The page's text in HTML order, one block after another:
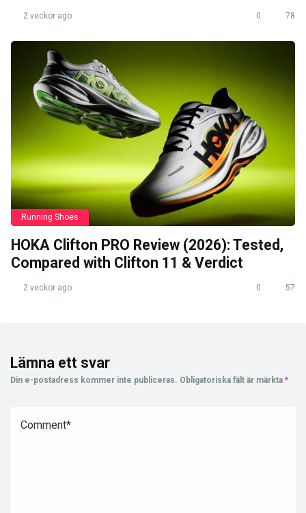
2 veckor ago 0 78
Running Shoes
HOKA Clifton PRO Review (2026): Tested,
Compared with Clifton 11 & Verdict
2 veckor ago 0 57
Lämna ett svar
Din e-postadress kommer inte publiceras. Obligatoriska fält är märkta *